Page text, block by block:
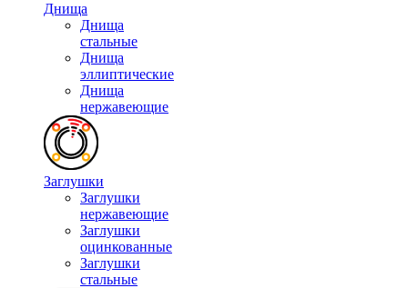
Днища
Днища
стальные
Днища
эллиптические
Днища
нержавеющие
Заглушки
Заглушки
нержавеющие
Заглушки
оцинкованные
Заглушки
стальные